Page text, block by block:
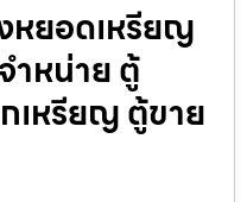
หยอดเหรียญ
ำหน่าย ตู้
เหรียญ ตู้ขาย